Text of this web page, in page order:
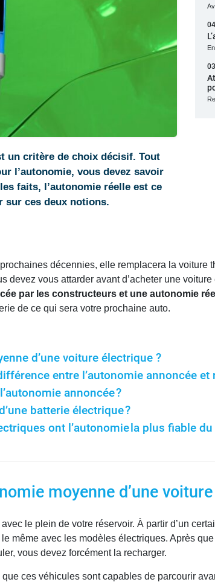
un critère de choix décisif. Tout
l’autonomie, vous devez savoir
faits, l’autonomie réelle est ce
sur ces deux notions.
décennies, elle remplacera la voiture
devez vous attarder avant d’acheter une
par les constructeurs et une autonomie
de ce qui sera votre prochaine auto.
d’une voiture électrique ?
entre l’autonomie annoncée et
annoncée ?
batterie électrique ?
ont l’autonomie la plus fiable du
moyenne d’une
le plein de votre réservoir. À partir d’un
même avec les modèles électriques. Après
vous devez forcément la recharger.
ces véhicules sont capables de parcourir